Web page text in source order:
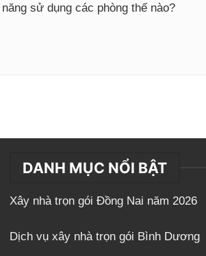
sử dụng các phòng thế nào?
DANH MỤC NỔI BẬT
Xây nhà trọn gói Đồng Nai năm 2026
Dịch vụ xây nhà trọn gói Bình Dương